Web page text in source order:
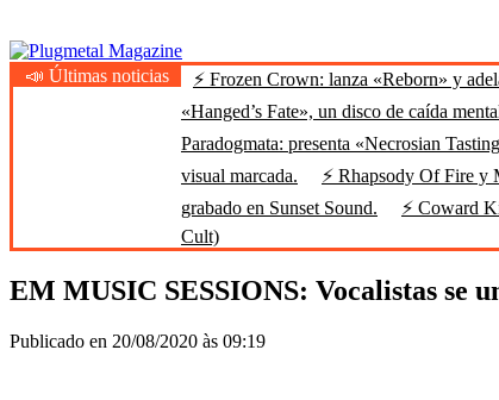
Plugmetal Magazine
Heavy Metal is Life
📣 Últimas noticias ⚡ Frozen Crown: lanza «Reborn» y
«Hanged’s Fate», un disco de caída
Paradogmata: presenta «Necrosian
visual marcada.
⚡ Rhapsody Of Fire y
grabado en Sunset Sound.
⚡ Coward
Cult)
EM MUSIC SESSIONS: Vocalistas se
Publicado en 20/08/2020 às 09:19